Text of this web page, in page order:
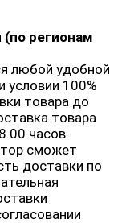
регионам
любой удобной
условии 100%
товара до
товара
часов.
сможет
доставки по